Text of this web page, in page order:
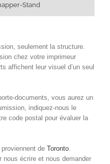
Stand
seulement la structure.
chez votre imprimeur
affichent leur visuel d’un seul
documents, vous aurez un
indiquez-nous le
code postal pour évaluer la
de Toronto.
nous écrire et nous demander